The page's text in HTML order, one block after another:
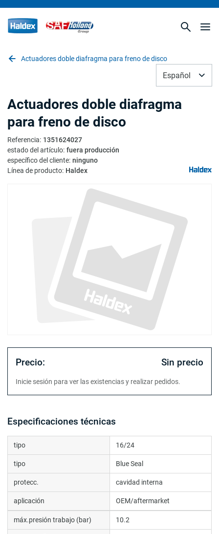
Actuadores doble diafragma para freno de disco
Español
Actuadores doble diafragma
para freno de disco
Referencia: 1351624027
estado del artículo: fuera producción
específico del cliente: ninguno
Línea de producto: Haldex
Precio: Sin precio
Inicie sesión para ver las existencias y realizar pedidos.
Especificaciones técnicas
tipo 16/24
tipo Blue Seal
protecc. cavidad interna
aplicación OEM/aftermarket
máx.presión trabajo (bar) 10.2